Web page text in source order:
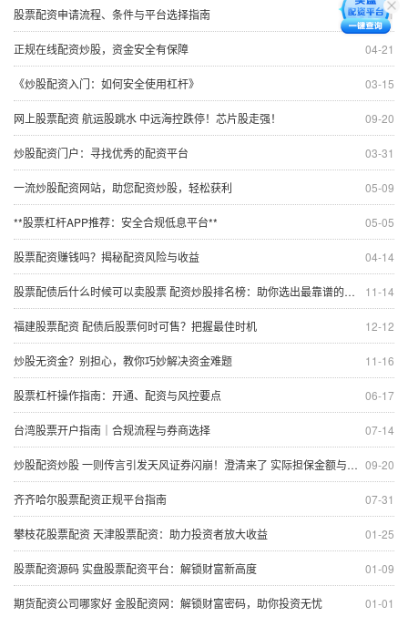
07-01
股票配资申请流程、条件与平台选择指南
04-21
正规在线配资炒股，资金安全有保障
03-15
《炒股配资入门：如何安全使用杠杆》
09-20
网上股票配资 航运股跳水 中远海控跌停！芯片股走强！
03-31
炒股配资门户：寻找优秀的配资平台
05-09
一流炒股配资网站，助您配资炒股，轻松获利
05-05
**股票杠杆APP推荐：安全合规低息平台**
04-14
股票配资赚钱吗？揭秘配资风险与收益
11-14
股票配债后什么时候可以卖股票 配资炒股排名榜：助你选出最靠谱的平台
12-12
福建股票配资 配债后股票何时可售？把握最佳时机
11-16
炒股无资金？别担心，教你巧妙解决资金难题
06-17
股票杠杆操作指南：开通、配资与风控要点
07-14
台湾股票开户指南｜合规流程与券商选择
09-20
炒股配资炒股 一则传言引发天风证券闪崩！澄清来了 实际担保金额与传闻相差甚远
07-31
齐齐哈尔股票配资正规平台指南
01-25
攀枝花股票配资 天津股票配资：助力投资者放大收益
01-09
股票配资源码 实盘股票配资平台：解锁财富新高度
01-01
期货配资公司哪家好 金股配资网：解锁财富密码，助你投资无忧